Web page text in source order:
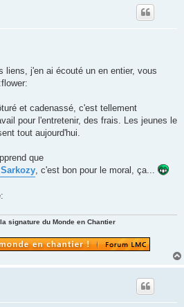
liens, j'en ai écouté un en entier, vous
et cadenassé, c'est tellement
pour l'entretenir, des frais. Les jeunes le
tout aujourd'hui.
que
, c'est bon pour le moral, ça...
signature du Monde en Chantier